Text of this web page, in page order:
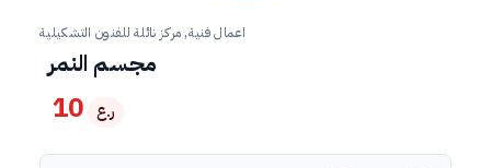
اعمال فنية, مركز نائلة للفنون التشكيلية
مجسم النمر
10 ر.ع